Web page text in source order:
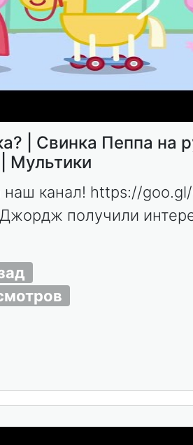
| Свинка Пеппа на
Мультики
наш канал! https://
получили